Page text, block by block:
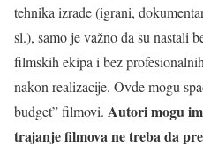
tehnika izrade (igrani,
sl.), samo je važno da su nastali
filmskih ekipa i bez
nakon realizacije. Ovde mogu
budget” filmovi. Autori mogu
trajanje filmova ne treba da